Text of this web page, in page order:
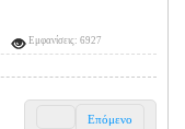
Εμφανίσεις: 6927
Επόμενο